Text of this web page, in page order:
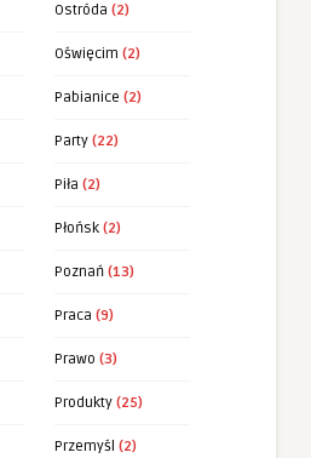
Ostróda (2)
Oświęcim (2)
Pabianice (2)
Party (22)
Piła (2)
Płońsk (2)
Poznań (13)
Praca (9)
Prawo (3)
Produkty (25)
Przemyśl (2)